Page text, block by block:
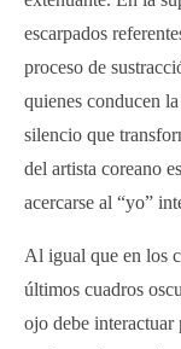
escarpados
proceso de
quienes conducen
silencio que
del artista coreano
acercarse al “yo”
Al igual que en los
últimos cuadros
ojo debe interactuar